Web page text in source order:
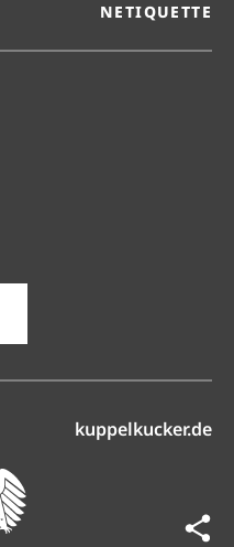
NETIQUETTE
Reiter)kuppelkucker.de